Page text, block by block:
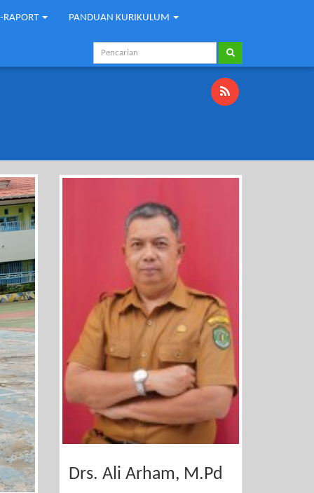
RAPORT PANDUAN KURIKULUM
Drs. Ali Arham, M.Pd